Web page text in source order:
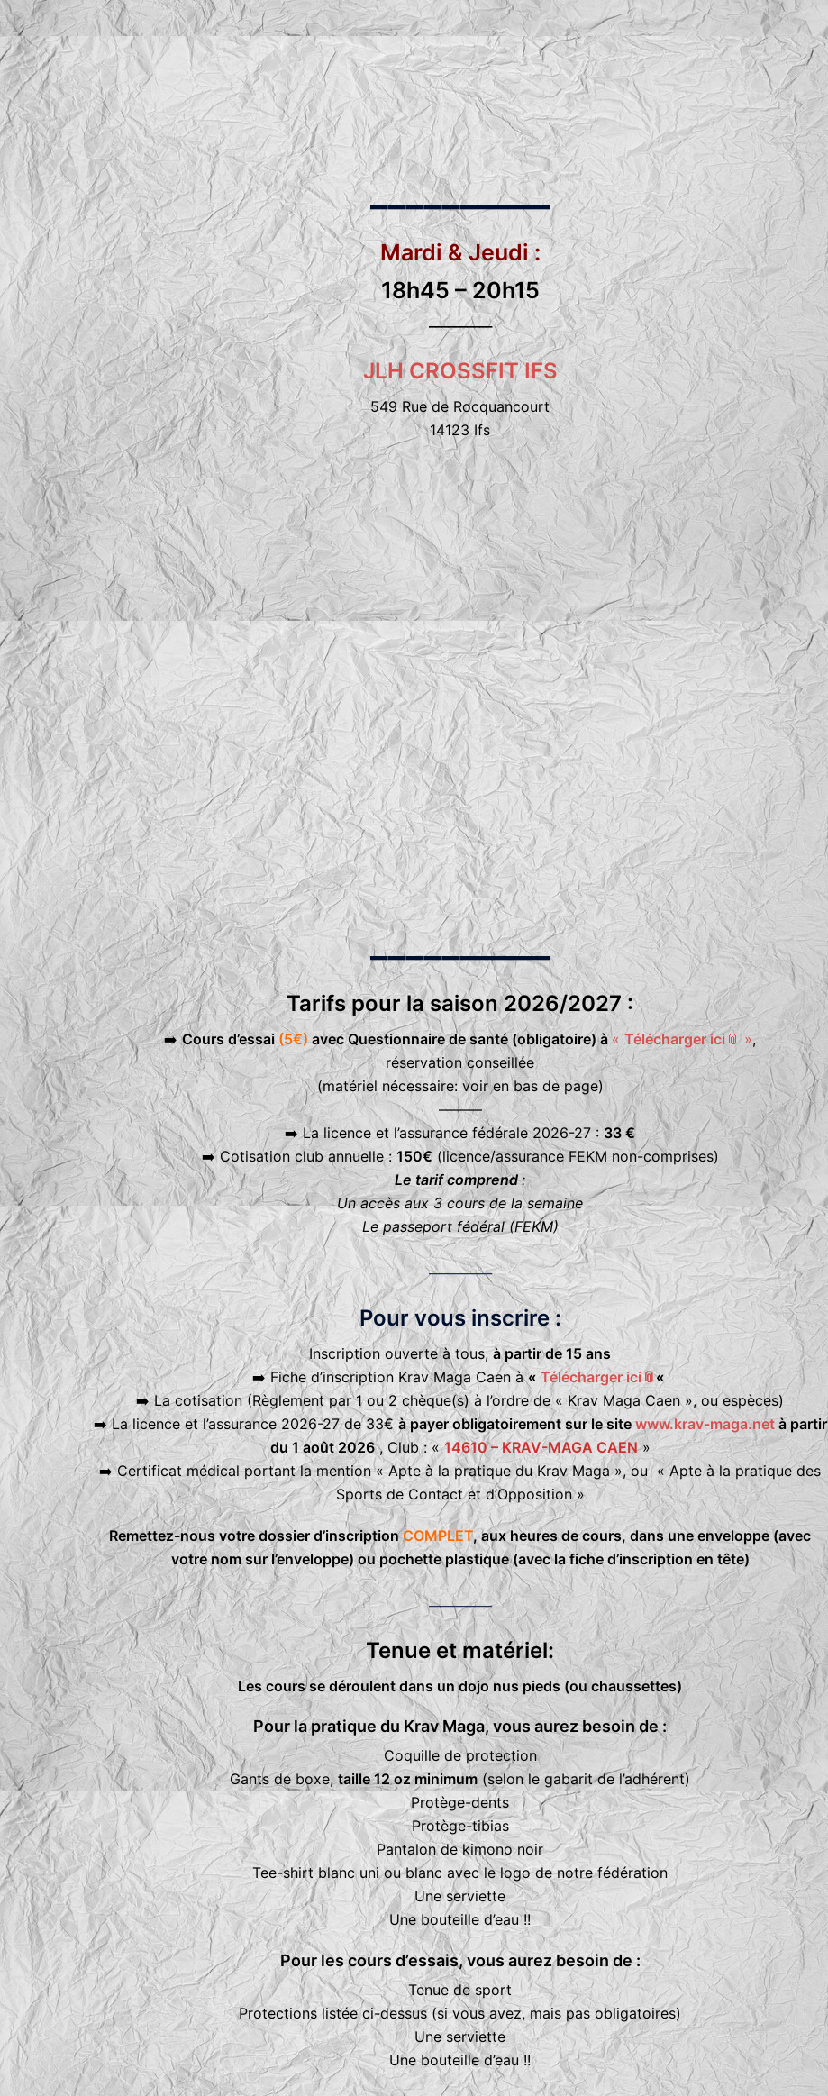
__________
Mardi & Jeudi :
18h45 – 20h15
__________
JLH CROSSFIT IFS
549 Rue de Rocquancourt
14123 Ifs
__________
Tarifs pour la saison 2026/2027 :
➡️Cours d’essai (5€)avec Questionnaire de santé (obligatoire) à«Télécharger ici📎 »,
réservation conseillée
(matériel nécessaire: voir en bas de page)
———
➡️ La licence et l’assurance fédérale 2026-27 :33 €
➡️ Cotisation club annuelle : 150€(licence/assurance FEKM non-comprises)
Le tarif comprend:
Un accès aux 3 cours de la semaine
Le passeport fédéral (FEKM)
__________
Pour vous inscrire :
Inscription ouverte à tous,à partir de 15 ans
➡️ Fiche d’inscription Krav Maga Caen à« Télécharger ici📎«
➡️ La cotisation (Règlement par 1 ou 2 chèque(s) à l’ordre de « Krav Maga Caen », ou espèces)
➡️ La licence et l’assurance 2026-27 de 33€à payer obligatoirement sur le sitewww.krav-maga.netà partir
du 1 août 2026, Club : «14610 – KRAV-MAGA CAEN»
➡️ Certificat médical portant la mention « Apte à la pratique du Krav Maga », ou « Apte à la pratique des
Sports de Contact et d’Opposition »
Remettez-nous votre dossier d’inscriptionCOMPLET, aux heures de cours, dans une enveloppe (avec
votre nom sur l’enveloppe) ou pochette plastique (avec la fiche d’inscription en tête)
__________
Tenue et matériel:
Les cours se déroulent dans un dojo nus pieds (ou chaussettes)
Pour la pratique du Krav Maga, vous aurez besoin de :
Coquille de protection
Gants de boxe,taille 12 oz minimum (selon le gabarit de l’adhérent)
Protège-dents
Protège-tibias
Pantalon de kimono noir
Tee-shirt blanc uni ou blanc avec le logo de notre fédération
Une serviette
Une bouteille d’eau !!
Pour les cours d’essais, vous aurez besoin de :
Tenue de sport
Protections listée ci-dessus (si vous avez, mais pas obligatoires)
Une serviette
Une bouteille d’eau !!